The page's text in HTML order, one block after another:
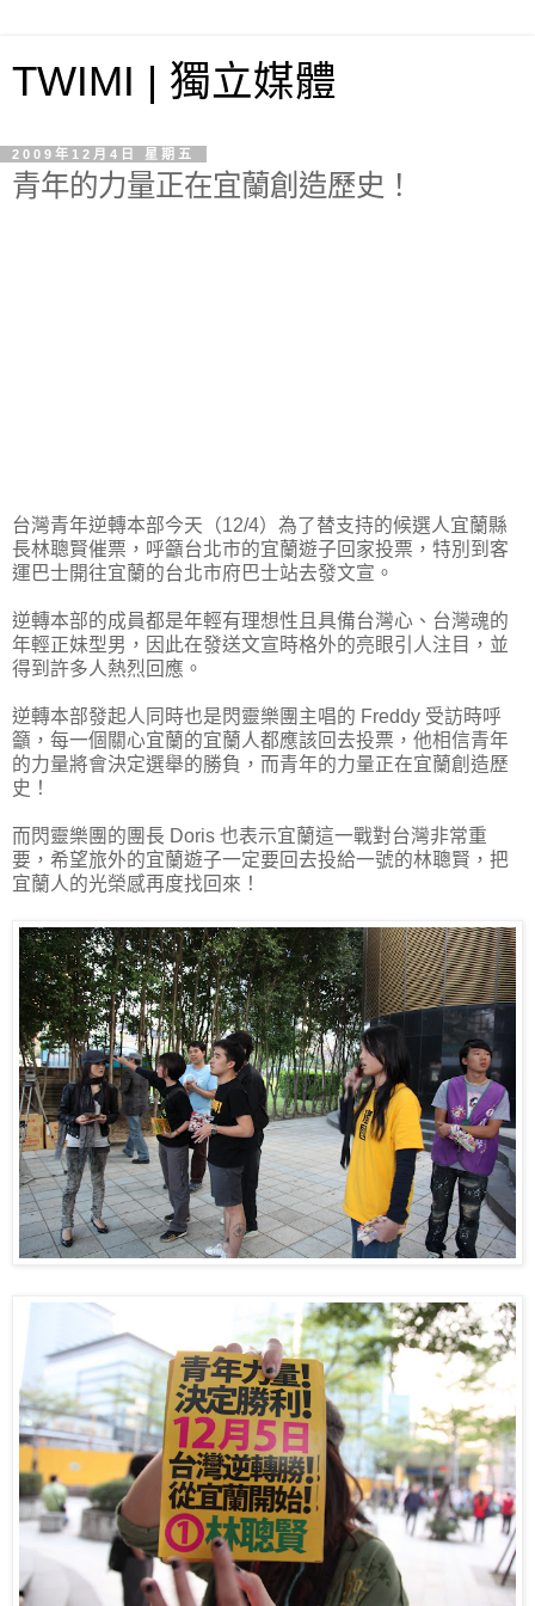
TWIMI | 獨立媒體
2009年12月4日 星期五
青年的力量正在宜蘭創造歷史！
台灣青年逆轉本部今天（12/4）為了替支持的候選人宜蘭縣
長林聰賢催票，呼籲台北市的宜蘭遊子回家投票，特別到客
運巴士開往宜蘭的台北市府巴士站去發文宣。
逆轉本部的成員都是年輕有理想性且具備台灣心、台灣魂的
年輕正妹型男，因此在發送文宣時格外的亮眼引人注目，並
得到許多人熱烈回應。
逆轉本部發起人同時也是閃靈樂團主唱的 Freddy 受訪時呼
籲，每一個關心宜蘭的宜蘭人都應該回去投票，他相信青年
的力量將會決定選舉的勝負，而青年的力量正在宜蘭創造歷
史！
而閃靈樂團的團長 Doris 也表示宜蘭這一戰對台灣非常重
要，希望旅外的宜蘭遊子一定要回去投給一號的林聰賢，把
宜蘭人的光榮感再度找回來！